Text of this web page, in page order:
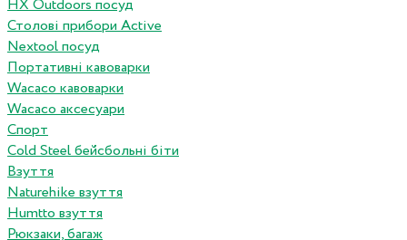
HX Outdoors посуд
Столові прибори Active
Nextool посуд
Портативні кавоварки
Wacaco кавоварки
Wacaco аксесуари
Спорт
Cold Steel бейсбольні біти
Взуття
Naturehike взуття
Humtto взуття
Рюкзаки, багаж